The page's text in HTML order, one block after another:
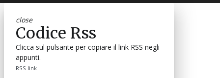
close
Codice Rss
Clicca sul pulsante per copiare il link RSS negli
appunti.
RSS link